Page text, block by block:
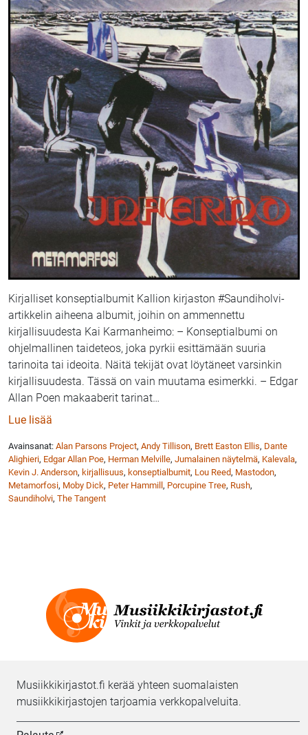
Kirjalliset konseptialbumit Kallion kirjaston #Saundiholvi-
artikkelin aiheena albumit, joihin on ammennettu
kirjallisuudesta Kai Karmanheimo: – Konseptialbumi on
ohjelmallinen taideteos, joka pyrkii esittämään suuria
tarinoita tai ideoita. Näitä tekijät ovat löytäneet varsinkin
kirjallisuudesta. Tässä on vain muutama esimerkki. – Edgar
Allan Poen makaaberit tarinat…
Lue lisää
Avainsanat: Alan Parsons Project, Andy Tillison, Brett Easton Ellis, Dante
Alighieri, Edgar Allan Poe, Herman Melville, Jumalainen näytelmä, Kalevala,
Kevin J. Anderson, kirjallisuus, konseptialbumit, Lou Reed, Mastodon,
Metamorfosi, Moby Dick, Peter Hammill , Porcupine Tree, Rush,
Saundiholvi, The Tangent
Musiikkikirjastot.fi kerää yhteen suomalaisten
musiikkikirjastojen tarjoamia verkkopalveluita.